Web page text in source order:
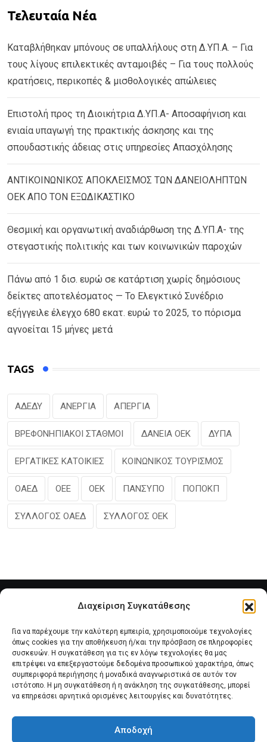
Διαχείριση Συγκατάθεσης
Για να παρέχουμε την καλύτερη εμπειρία, χρησιμοποιούμε τεχνολογίες
όπως cookies για την αποθήκευση ή/και την πρόσβαση σε πληροφορίες
συσκευών. Η συγκατάθεση για τις εν λόγω τεχνολογίες θα μας
επιτρέψει να επεξεργαστούμε δεδομένα προσωπικού χαρακτήρα, όπως
συμπεριφορά περιήγησης ή μοναδικά αναγνωριστικά σε αυτόν τον
ιστότοπο. Η μη συγκατάθεση ή η ανάκληση της συγκατάθεσης, μπορεί
να επηρεάσει αρνητικά ορισμένες λειτουργίες και δυνατότητες.
Αποδοχή
Τελευταία Νέα
Καταβλήθηκαν μπόνους σε υπαλλήλους στη Δ.ΥΠ.Α. – Για
τους λίγους επιλεκτικές ανταμοιβές – Για τους πολλούς
κρατήσεις, περικοπές & μισθολογικές απώλειες
Επιστολή προς τη Διοικήτρια Δ.ΥΠ.Α- Αποσαφήνιση και
ενιαία υπαγωγή της πρακτικής άσκησης και της
σπουδαστικής άδειας στις υπηρεσίες Απασχόλησης
ΑΝΤΙΚΟΙΝΩΝΙΚΟΣ ΑΠΟΚΛΕΙΣΜΟΣ ΤΩΝ ΔΑΝΕΙΟΛΗΠΤΩΝ
ΟΕΚ ΑΠΟ ΤΟΝ ΕΞΩΔΙΚΑΣΤΙΚΟ
Θεσμική και οργανωτική αναδιάρθωση της Δ.ΥΠ.Α- της
στεγαστικής πολιτικής και των κοινωνικών παροχών
Πάνω από 1 δισ. ευρώ σε κατάρτιση χωρίς δημόσιους
δείκτες αποτελέσματος — Το Ελεγκτικό Συνέδριο
εξήγγειλε έλεγχο 680 εκατ. ευρώ το 2025, το πόρισμα
αγνοείται 15 μήνες μετά
TAGS
ΑΔΕΔΥ ΑΝΕΡΓΙΑ ΑΠΕΡΓΙΑ
ΒΡΕΦΟΝΗΠΙΑΚΟΙ ΣΤΑΘΜΟΙ ΔΑΝΕΙΑ ΟΕΚ ΔΥΠΑ
ΕΡΓΑΤΙΚΕΣ ΚΑΤΟΙΚΙΕΣ ΚΟΙΝΩΝΙΚΟΣ ΤΟΥΡΙΣΜΟΣ
ΟΑΕΔ ΟΕΕ ΟΕΚ ΠΑΝΣΥΠΟ ΠΟΠΟΚΠ
ΣΥΛΛΟΓΟΣ ΟΑΕΔ ΣΥΛΛΟΓΟΣ ΟΕΚ
Αρχική Νέα του Συλλόγου Θέματα e-Magazino
Πολιτική Cookies (ΕΕ)